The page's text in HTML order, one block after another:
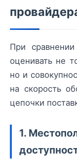
При
оценивать не
но и
на скорость
цепочки
1.